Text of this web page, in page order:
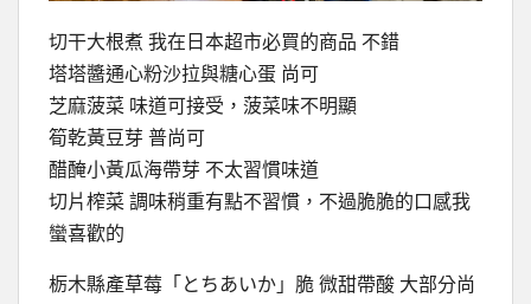
切干大根煮 我在日本超市必買的商品 不錯
塔塔醬通心粉沙拉與糖心蛋 尚可
芝麻菠菜 味道可接受，菠菜味不明顯
筍乾黃豆芽 普尚可
醋醃小黃瓜海帶芽 不太習慣味道
切片榨菜 調味稍重有點不習慣，不過脆脆的口感我
蠻喜歡的
栃木縣產草莓「とちあいか」脆 微甜帶酸 大部分尚